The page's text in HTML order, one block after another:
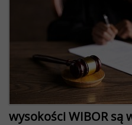
wysokości WIBOR są